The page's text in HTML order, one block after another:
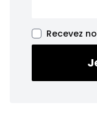
Recevez